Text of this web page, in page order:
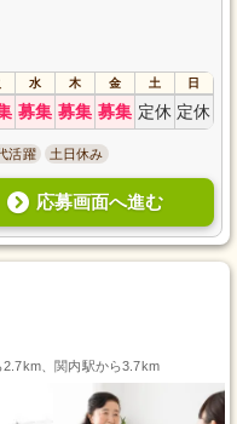
水 木 金 土 日
募集 募集 募集 定休 定休
活躍 土日休み
応募画面へ進む
、関内駅から3.7km